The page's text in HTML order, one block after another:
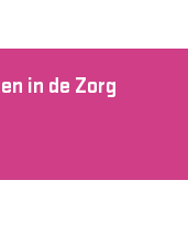
in de Zorg